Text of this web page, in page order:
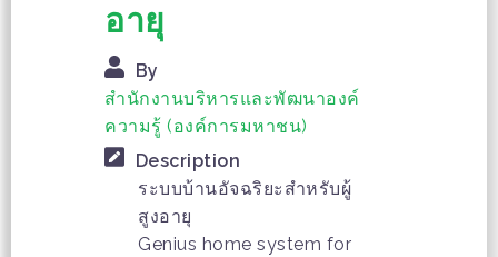
อายุ
By
สำนักงานบริหารและพัฒนาองค์
ความรู้ (องค์การมหาชน)
Description
ระบบบ้านอัจฉริยะสำหรับผู้
สูงอายุ
Genius home system for